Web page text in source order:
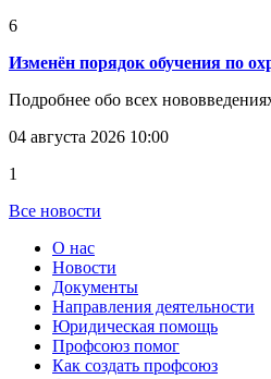
6
Изменён порядок обучения по
Подробнее обо всех
04 августа 2026 10:00
1
Все новости
О нас
Новости
Документы
Направления деятельности
Юридическая помощь
Профсоюз помог
Как создать профсоюз